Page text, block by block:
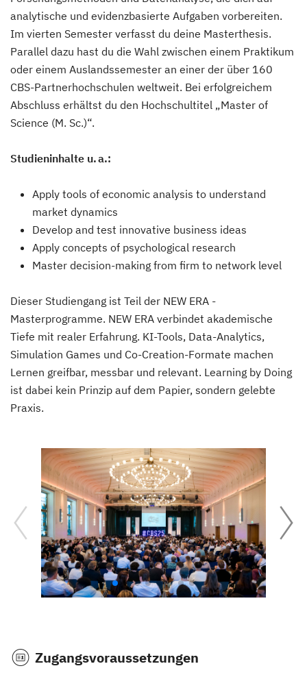
analytische und evidenzbasierte Aufgaben vorbereiten.
Im vierten Semester verfasst du deine Masterthesis.
Parallel dazu hast du die Wahl zwischen einem Praktikum
oder einem Auslandssemester an einer der über 160
CBS-Partnerhochschulen weltweit. Bei erfolgreichem
Abschluss erhältst du den Hochschultitel „Master of
Science (M. Sc.)“.
Studieninhalte u. a.:
Apply tools of economic analysis to understand
market dynamics
Develop and test innovative business ideas
Apply concepts of psychological research
Master decision-making from firm to network level
Dieser Studiengang ist Teil der NEW ERA -
Masterprogramme. NEW ERA verbindet akademische
Tiefe mit realer Erfahrung. KI-Tools, Data-Analytics,
Simulation Games und Co-Creation-Formate machen
Lernen greifbar, messbar und relevant. Learning by Doing
ist dabei kein Prinzip auf dem Papier, sondern gelebte
Praxis.
Zugangsvoraussetzungen